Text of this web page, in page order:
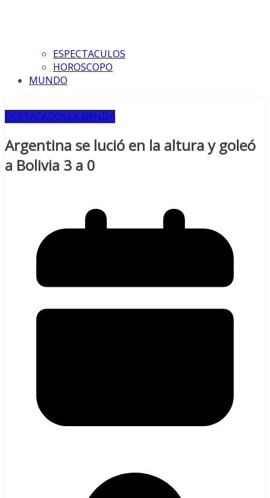
ESPECTACULOS
HOROSCOPO
MUNDO
DESTACADOSLA BANDA
Argentina se lució en la altura y goleó
a Bolivia 3 a 0